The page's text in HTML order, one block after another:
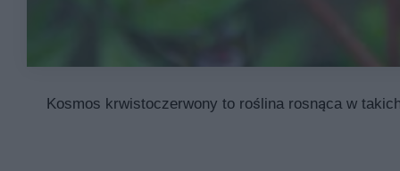
Kosmos krwistoczerwony to roślina rosnąca w